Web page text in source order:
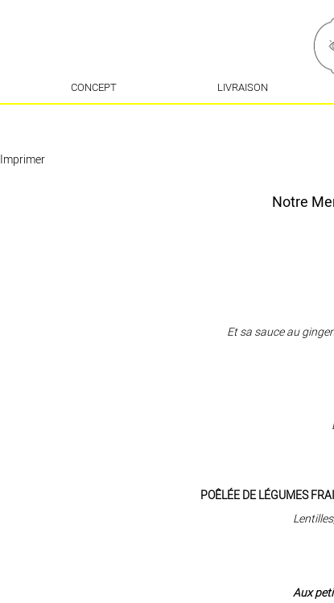
CONCEPT LIVRAISON
Imprimer
Notre
Et sa sauce au
POÊLÉE DE LÉGUMES FRAIS/
Lentilles,
Aux